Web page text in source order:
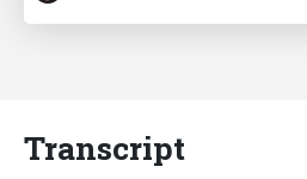
Transcript